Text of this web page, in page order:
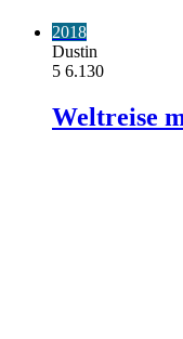
2018
Dustin
5 6.130
Weltreise